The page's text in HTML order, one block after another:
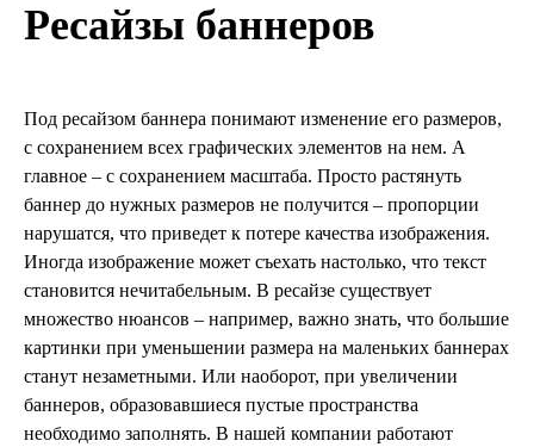
Ресайзы баннеров
Под ресайзом баннера понимают изменение его размеров,
с сохранением всех графических элементов на нем. А
главное – с сохранением масштаба. Просто растянуть
баннер до нужных размеров не получится – пропорции
нарушатся, что приведет к потере качества изображения.
Иногда изображение может съехать настолько, что текст
становится нечитабельным. В ресайзе существует
множество нюансов – например, важно знать, что большие
картинки при уменьшении размера на маленьких баннерах
станут незаметными. Или наоборот, при увеличении
баннеров, образовавшиеся пустые пространства
необходимо заполнять. В нашей компании работают